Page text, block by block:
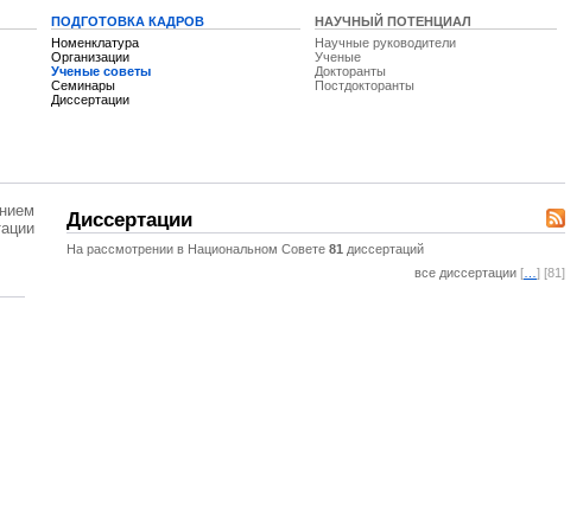
ПОДГОТОВКА КАДРОВ
Номенклатура
Организации
Ученые советы
Семинары
Диссертации
НАУЧНЫЙ ПОТЕНЦИАЛ
Научные руководители
Ученые
Докторанты
Постдокторанты
Диссертации
На рассмотрении в Национальном Совете 81 диссертаций
все диссертации [ ] [81]